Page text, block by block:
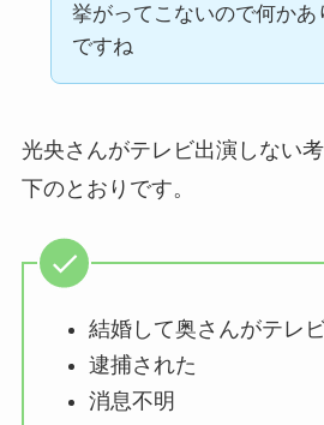
挙がってこないので何かあ
ですね
光央さんがテレビ出演しない
下のとおりです。
結婚して奥さんがテレ
逮捕された
消息不明